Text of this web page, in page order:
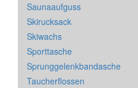
Saunaaufguss
Skirucksack
Skiwachs
Sporttasche
Sprunggelenkbandasche
Taucherflossen